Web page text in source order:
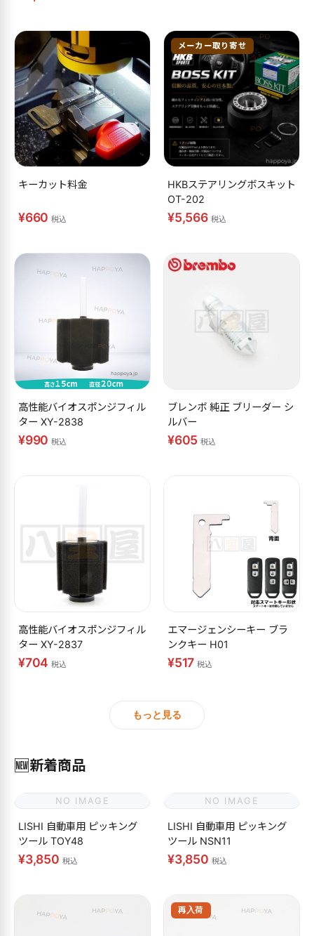
キーカット料金
¥660税込
メーカー取り寄せ
HKBステアリングボスキット
OT-202
¥5,566 税込
高性能バイオスポンジフィル
ター XY-2838
¥990税込
ブレンボ 純正 ブリーダー シ
ルバー
¥605税込
高性能バイオスポンジフィル
ター XY-2837
¥704税込
エマージェンシーキー ブラ
ンクキー H01
¥517税込
もっと見る
🆕新着商品
NO IMAGE
LISHI 自動車用 ピッキング
ツール TOY48
¥3,850 税込
NO IMAGE
LISHI 自動車用 ピッキング
ツール NSN11
¥3,850 税込
再入荷